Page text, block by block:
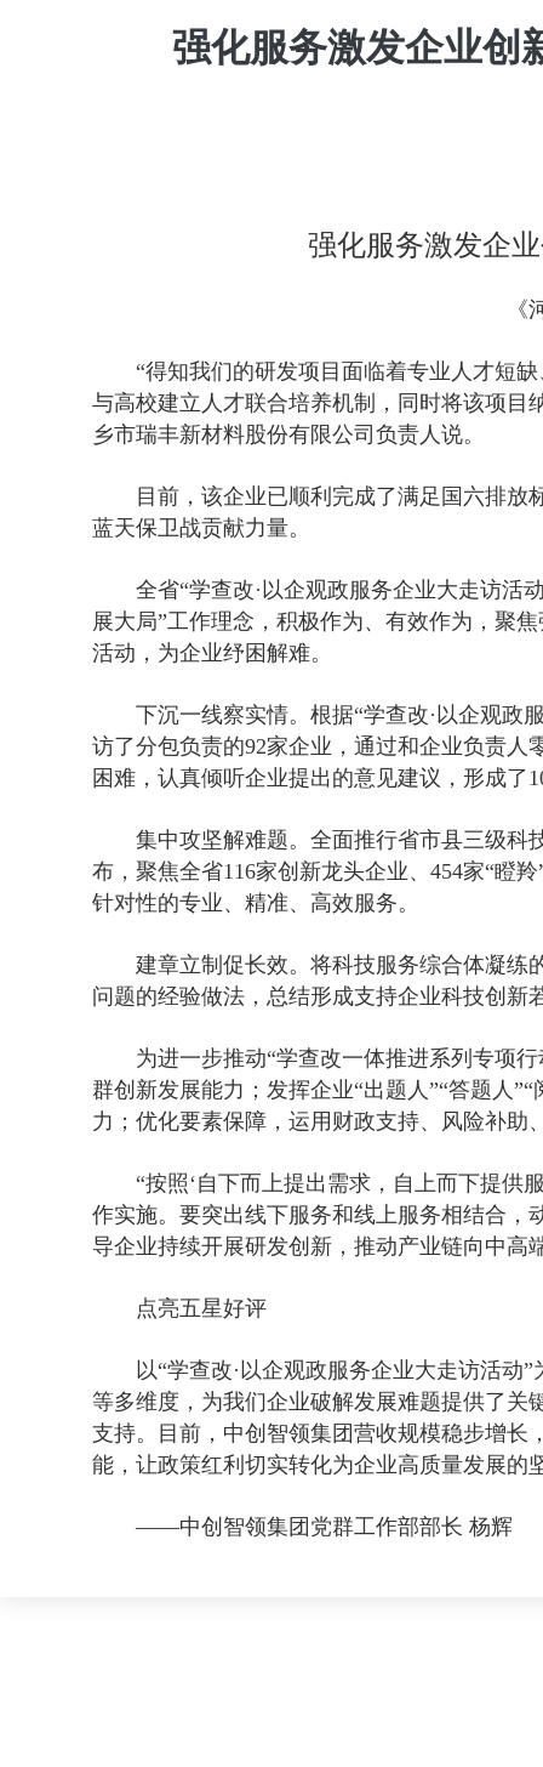
强化服务激发企业创
强化服务激发企
“得知我们的研发项目面临着专业人才短
与高校建立人才联合培养机制，同时将该项目
乡市瑞丰新材料股份有限公司负责人说。
目前，该企业已顺利完成了满足国六排
蓝天保卫战贡献力量。
全省“学查改·以企观政服务企业大走访活
展大局”工作理念，积极作为、有效作为，聚
活动，为企业纾困解难。
下沉一线察实情。根据“学查改·以企观政
访了分包负责的92家企业，通过和企业负责
困难，认真倾听企业提出的意见建议，形成了
集中攻坚解难题。全面推行省市县三级科
布，聚焦全省116家创新龙头企业、454家“瞪
针对性的专业、精准、高效服务。
建章立制促长效。将科技服务综合体凝练
问题的经验做法，总结形成支持企业科技创新
为进一步推动“学查改一体推进系列专项
群创新发展能力；发挥企业“出题人”“答题人
力；优化要素保障，运用财政支持、风险补
“按照‘自下而上提出需求，自上而下提供
作实施。要突出线下服务和线上服务相结合，
导企业持续开展研发创新，推动产业链向中高
点亮五星好评
以“学查改·以企观政服务企业大走访活动
等多维度，为我们企业破解发展难题提供了关
支持。目前，中创智领集团营收规模稳步增长
能，让政策红利切实转化为企业高质量发展的
——中创智领集团党群工作部部长 杨辉